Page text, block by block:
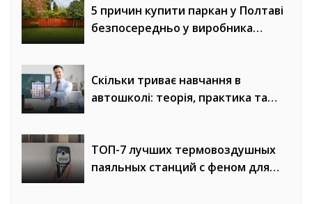
5 причин купити паркан у Полтаві
безпосередньо у виробника
Скільки триває навчання в
автошколі: теорія, практика та
ТОП-7 лучших термовоздушных
паяльных станций с феном для